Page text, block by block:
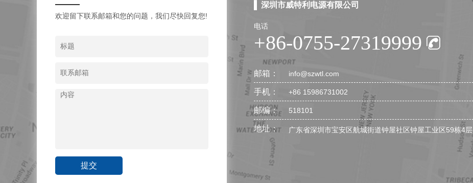
欢迎留下联系邮箱和您的问题，我们尽快回复您!
深圳市威特利电源有限公司
电话
+86-0755-27319999
邮箱： info@szwtl.com
手机： +86 15986731002
邮编： 518101
地址： 广东省深圳市宝安区航城街道钟屋社区钟屋工业区59栋4层